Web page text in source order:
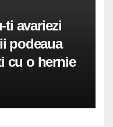
ti avariezi
podeaua
cu o hernie